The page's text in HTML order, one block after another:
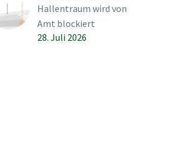
Hallentraum wird von
Amt blockiert
28. Juli 2026